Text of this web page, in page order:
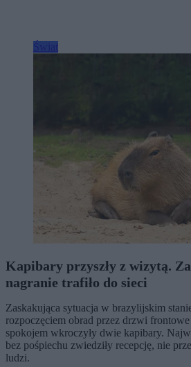
Kapibary przyszły z wizytą.
nagranie trafiło do sieci
Zaskakująca sytuacja w brazylijskim
rozpoczęciem obrad przez drzwi
spokojem wkroczyły dwie kapibary.
bez pośpiechu zwiedziły recepcję, nie
ludzi.